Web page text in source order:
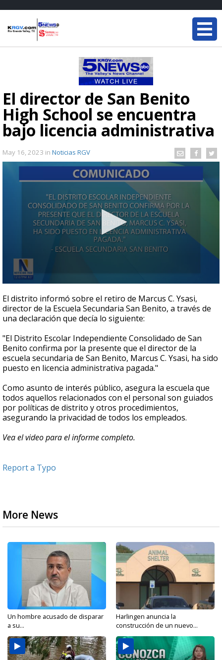
El director de San Benito
High School se encuentra
bajo licencia administrativa
May 16, 2023 in Noticias RGV
seconds
of
43
seconds
El distrito informó sobre el retiro de Marcus C. Ysasi,
director de la Escuela Secundaria San Benito, a través de
una declaración que decía lo siguiente:
"El Distrito Escolar Independiente Consolidado de San
Benito confirma por la presente que el director de la
escuela secundaria de San Benito, Marcus C. Ysasi, ha sido
puesto en licencia administrativa pagada."
Como asunto de interés público, asegura la escuela que
todos aquellos relacionados con el personal son guiados
por políticas de distrito y otros procedimientos,
asegurando la privacidad de todos los empleados.
Vea el video para el informe completo.
Report a Typo
More News
Un hombre acusado de disparar
a su...
Harlingen anuncia la
construcción de un nuevo...